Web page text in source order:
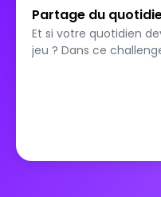
Partage du
Et si votre quotidien
jeu ? Dans ce challenge à jouer en solo, chacun
jours, les participants
rire les autres,